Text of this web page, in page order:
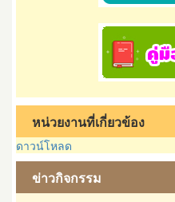
หน่วยงานที่เกี่ยวข้อง
ดาวน์โหลด
ข่าวกิจกรรม